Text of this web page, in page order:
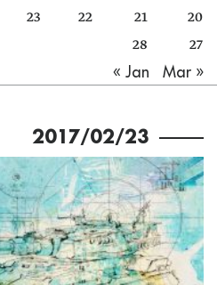
20
21
22
23
27
28
« Jan
Mar »
2017/02/23